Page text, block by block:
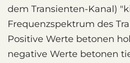
dem Transienten-Kanal)
Frequenzspektrum des
Positive Werte betonen
negative Werte betonen